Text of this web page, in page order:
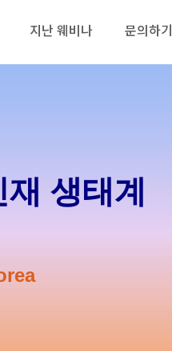
지난 웨비나 문의하기
생태계